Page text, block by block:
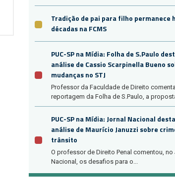
Tradição de pai para filho permanece
décadas na FCMS
PUC-SP na Mídia: Folha de S.Paulo
análise de Cassio Scarpinella Bueno
mudanças no STJ
Professor da Faculdade de Direito
reportagem da Folha de S.Paulo, a
PUC-SP na Mídia: Jornal Nacional
análise de Maurício Januzzi sobre
trânsito
O professor de Direito Penal comentou, no
Nacional, os desafios para o...